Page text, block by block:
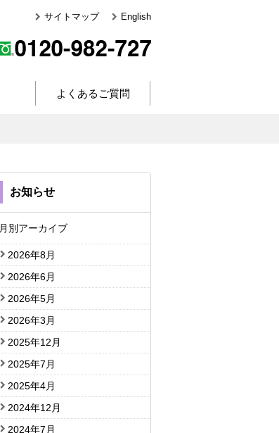
サイトマップ English
よくあるご質問
お知らせ
月別アーカイブ
2026年8月
2026年6月
2026年5月
2026年3月
2025年12月
2025年7月
2025年4月
2024年12月
2024年7月